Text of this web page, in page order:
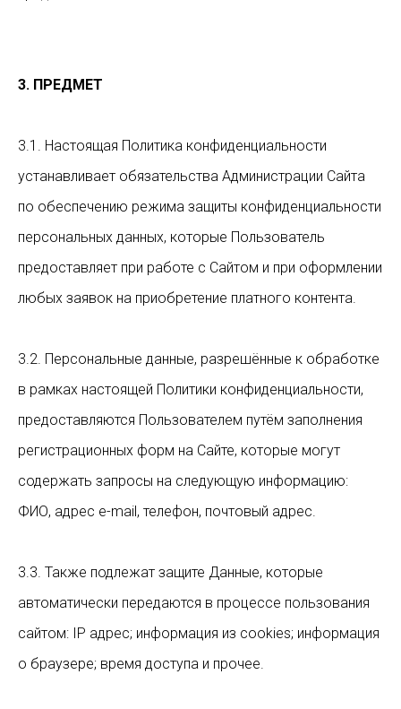
3. ПРЕДМЕТ
3.1. Настоящая Политика конфиденциальности
устанавливает обязательства Администрации Сайта
по обеспечению режима защиты конфиденциальности
персональных данных, которые Пользователь
предоставляет при работе с Сайтом и при оформлении
любых заявок на приобретение платного контента.
3.2. Персональные данные, разрешённые к обработке
в рамках настоящей Политики конфиденциальности,
предоставляются Пользователем путём заполнения
регистрационных форм на Сайте, которые могут
содержать запросы на следующую информацию:
ФИО, адрес e-mail, телефон, почтовый адрес.
3.3. Также подлежат защите Данные, которые
автоматически передаются в процессе пользования
сайтом: IP адрес; информация из cookies; информация
о браузере; время доступа и прочее.